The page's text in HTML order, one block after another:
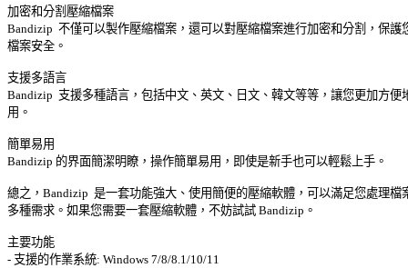
加密和分割壓縮檔案
Bandizip  不僅可以製作壓縮檔案，還可以對壓縮檔案進行加密和分割，保護
檔案安全。
支援多語言
Bandizip  支援多種語言，包括中文、英文、日文、韓文等等，讓您更加方便
用。
簡單易用
Bandizip 的界面簡潔明瞭，操作簡單易用，即使是新手也可以輕鬆上手。
總之，Bandizip  是一套功能強大、使用簡便的壓縮軟體，可以滿足您處理檔
多種需求。如果您需要一套壓縮軟體，不妨試試 Bandizip。
主要功能
- 支援的作業系統: Windows 7/8/8.1/10/11